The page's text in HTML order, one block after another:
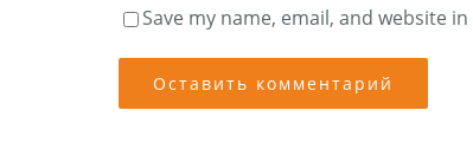
Save my name, email, and website